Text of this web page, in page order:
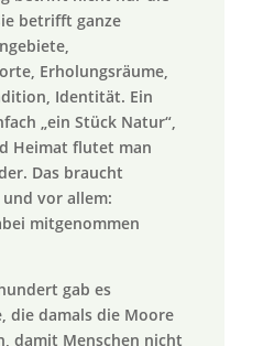
betrifft ganze
Erholungsräume,
Identität. Ein
„ein Stück Natur“,
Heimat flutet man
Das braucht
vor allem:
mitgenommen
gab es
die damals die Moore
damit Menschen nicht